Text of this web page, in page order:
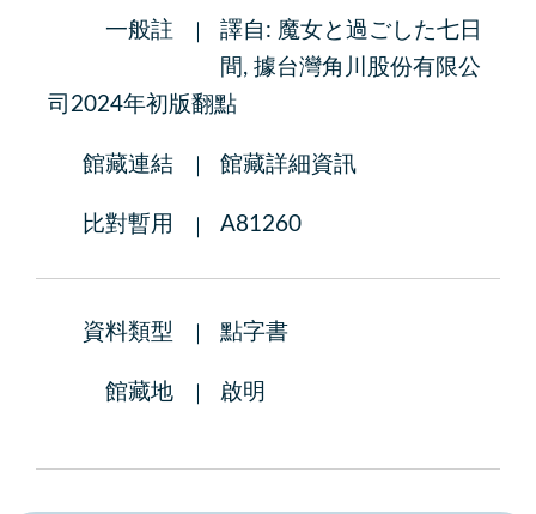
一般註
譯自: 魔女と過ごした七日
間, 據台灣角川股份有限公
司2024年初版翻點
館藏連結 館藏詳細資訊
比對暫用 A81260
資料類型 點字書
館藏地 啟明